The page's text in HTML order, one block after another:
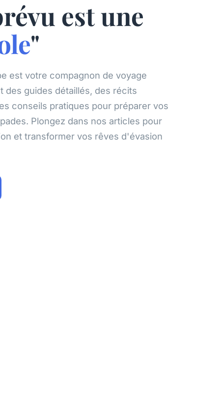
est une
"
est votre compagnon de voyage
des guides détaillés, des récits
conseils pratiques pour préparer vos
Plongez dans nos articles pour
et transformer vos rêves d'évasion